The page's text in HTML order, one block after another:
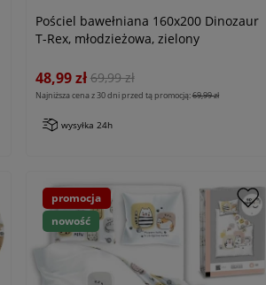
Pościel bawełniana 160x200 Dinozaur
T-Rex, młodzieżowa, zielony
48,99 zł 69,99 zł
Najniższa cena z 30 dni przed tą promocją:69,99 zł
wysyłka 24h
promocja
nowość